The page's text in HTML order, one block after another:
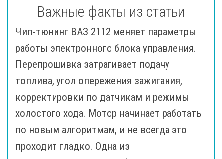
Важные факты из статьи
Чип-тюнинг ВАЗ 2112 меняет параметры
работы электронного блока управления.
Перепрошивка затрагивает подачу
топлива, угол опережения зажигания,
корректировки по датчикам и режимы
холостого хода. Мотор начинает работать
по новым алгоритмам, и не всегда это
проходит гладко. Одна из